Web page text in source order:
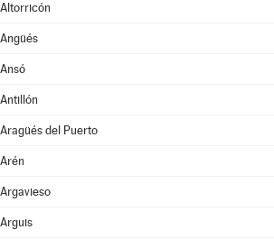
Altorricón
Angüés
Ansó
Antillón
Aragüés del Puerto
Arén
Argavieso
Arguis